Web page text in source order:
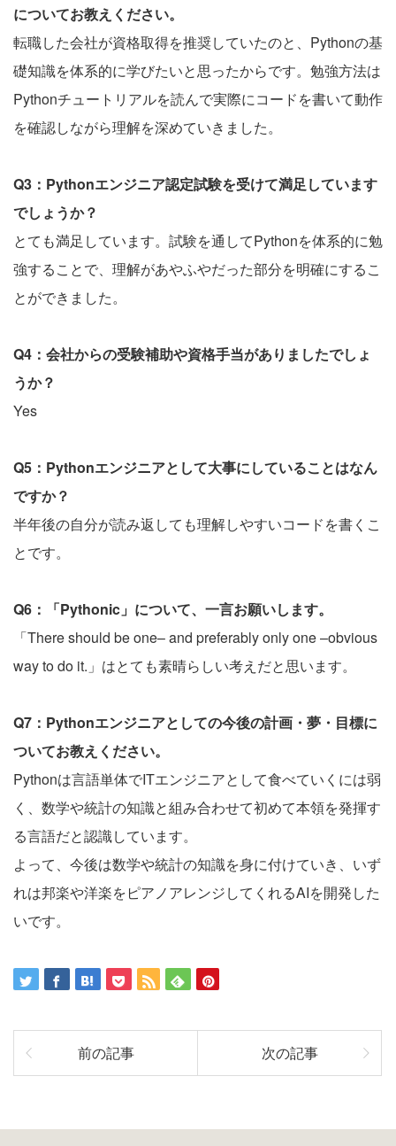
についてお教えください。
転職した会社が資格取得を推奨していたのと、Pythonの基
礎知識を体系的に学びたいと思ったからです。勉強方法は
Pythonチュートリアルを読んで実際にコードを書いて動作
を確認しながら理解を深めていきました。
Q3：Pythonエンジニア認定試験を受けて満足しています
でしょうか？
とても満足しています。試験を通してPythonを体系的に勉
強することで、理解があやふやだった部分を明確にするこ
とができました。
Q4：会社からの受験補助や資格手当がありましたでしょ
うか？
Yes
Q5：Pythonエンジニアとして大事にしていることはなん
ですか？
半年後の自分が読み返しても理解しやすいコードを書くこ
とです。
Q6：「Pythonic」について、一言お願いします。
「There should be one– and preferably only one –obvious
way to do it.」はとても素晴らしい考えだと思います。
Q7：Pythonエンジニアとしての今後の計画・夢・目標に
ついてお教えください。
Pythonは言語単体でITエンジニアとして食べていくには弱
く、数学や統計の知識と組み合わせて初めて本領を発揮す
る言語だと認識しています。
よって、今後は数学や統計の知識を身に付けていき、いず
れは邦楽や洋楽をピアノアレンジしてくれるAIを開発した
いです。
前の記事 次の記事